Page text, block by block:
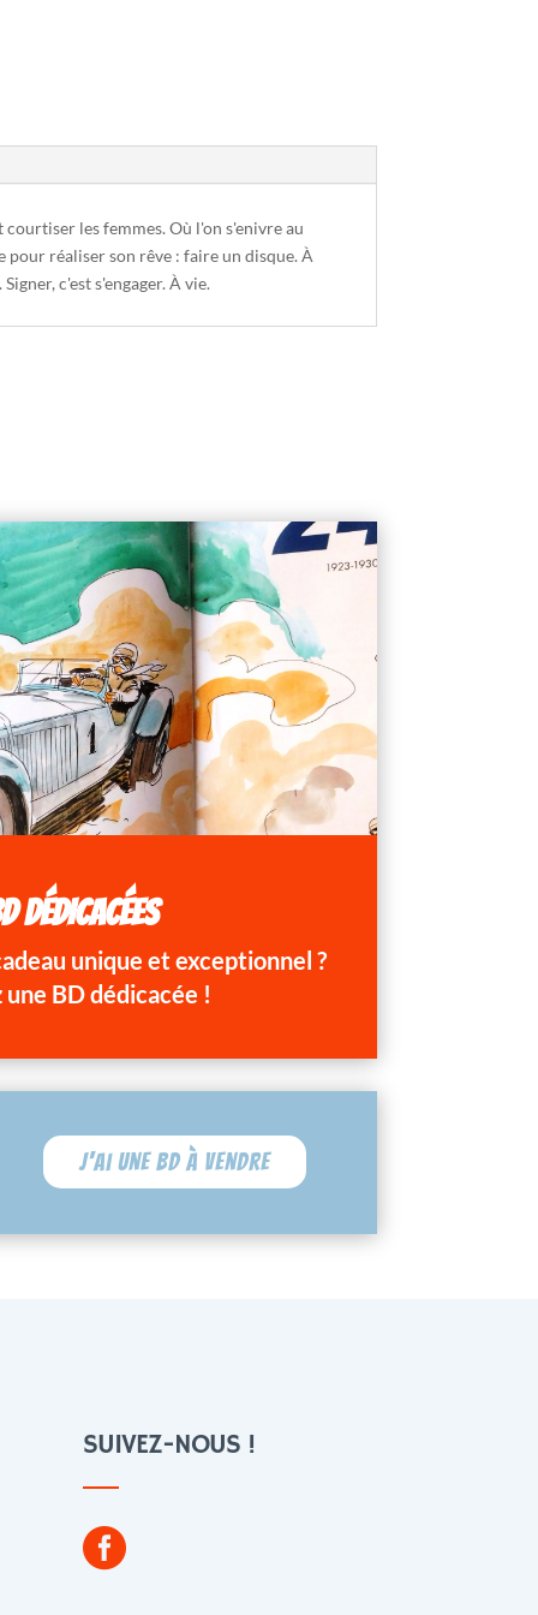
les femmes. Où l'on s'enivre au
pour réaliser son rêve : faire un disque. À
c'est s'engager. À vie.
DÉDICACÉES
unique et exceptionnel ?
BD dédicacée !
J'ai une BD à vendre
SUIVEZ-NOUS !
